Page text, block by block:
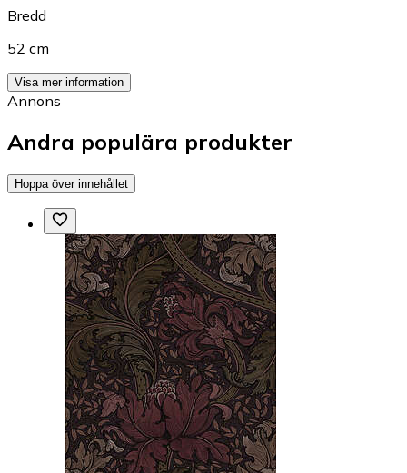
Bredd
52 cm
Visa mer information
Annons
Andra populära produkter
Hoppa över innehållet